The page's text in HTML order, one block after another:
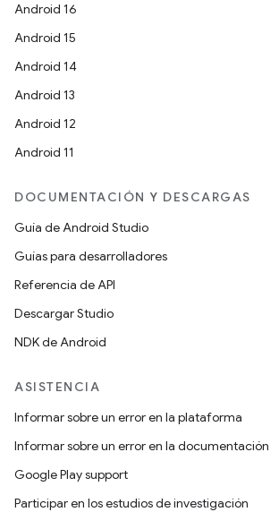
Android 16
Android 15
Android 14
Android 13
Android 12
Android 11
DOCUMENTACIÓN Y DESCARGAS
Guía de Android Studio
Guías para desarrolladores
Referencia de API
Descargar Studio
NDK de Android
ASISTENCIA
Informar sobre un error en la plataforma
Informar sobre un error en la documentación
Google Play support
Participar en los estudios de investigación